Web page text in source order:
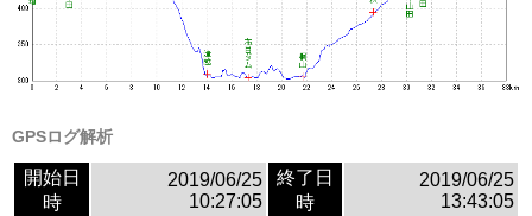
GPSログ解析
開始日
時
2019/06/25
10:27:05
終了日
時
2019/06/25
13:43:05